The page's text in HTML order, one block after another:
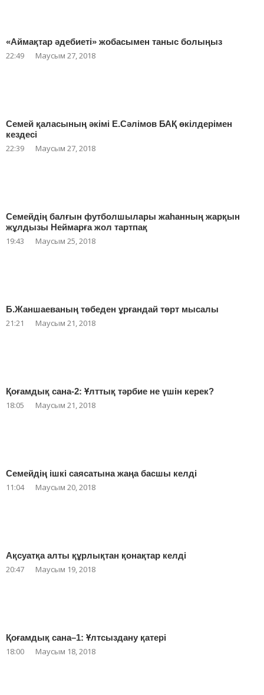
«Аймақтар әдебиеті» жобасымен таныс болыңыз
22:49 Маусым 27, 2018
Семей қаласының әкімі Е.Сәлімов БАҚ өкілдерімен
кездесі
22:39 Маусым 27, 2018
Семейдің балғын футболшылары жаһанның жарқын
жұлдызы Неймарға жол тартпақ
19:43 Маусым 25, 2018
Б.Жаншаеваның төбеден ұрғандай төрт мысалы
21:21 Маусым 21, 2018
Қоғамдық сана-2: Ұлттық тәрбие не үшін керек?
18:05 Маусым 21, 2018
Семейдің ішкі саясатына жаңа басшы келді
11:04 Маусым 20, 2018
Ақсуатқа алты құрлықтан қонақтар келді
20:47 Маусым 19, 2018
Қоғамдық сана–1: Ұлтсыздану қатері
18:00 Маусым 18, 2018